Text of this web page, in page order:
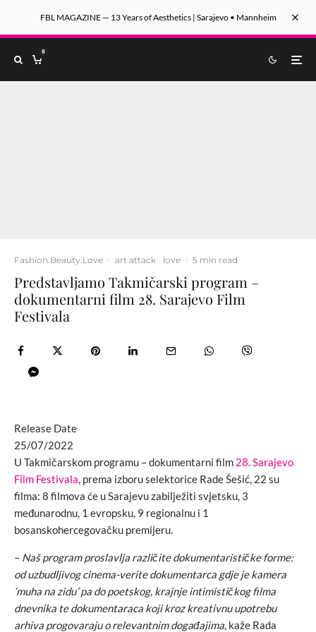
FBL MAGAZINE — 13 Years of Aesthetics | Sarajevo • Mannheim
0
Fashion.Beauty.Love · art attack love · 5 min read
Predstavljamo Takmičarski program –
dokumentarni film 28. Sarajevo Film
Festivala
Release Date
25/07/2022
U Takmičarskom programu – dokumentarni film 28. Sarajevo
Film Festivala, prema izboru selektorice Rade Šešić, 22 su
filma: 8 filmova će u Sarajevu zabilježiti svjetsku, 3
međunarodnu, 1 evropsku, 9 regionalnu i 1
bosanskohercegovačku premijeru.
– Naš program proslavlja različite dokumentarističke forme:
od uzbudljivog cinema-verite dokumentarca gdje je kamera
‘muha na zidu’ pa do poetskog, krajnje intimističkog filma
dnevnika te dokumentaraca koji kroz kreativnu upotrebu
arhiva progovaraju o relevantnim događajima, kaže Rada